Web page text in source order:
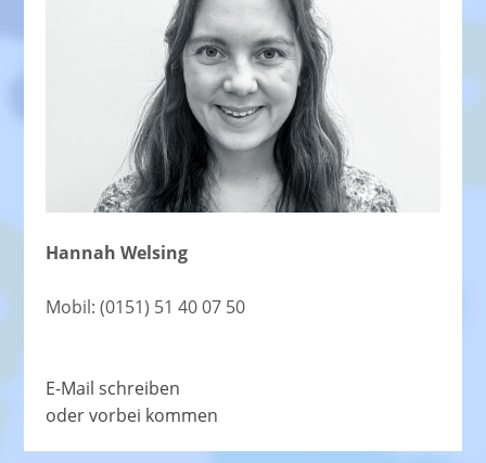
Hannah Welsing
Mobil: (0151) 51 40 07 50
E-Mail schreiben
oder vorbei kommen